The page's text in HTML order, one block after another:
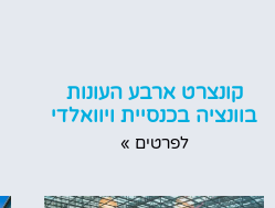
קונצרט ארבע העונות
בוונציה בכנסיית ויוואלדי
לפרטים »